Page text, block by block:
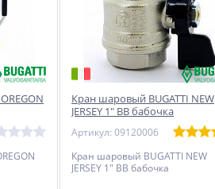
Кран шаровый BUGATTI NEW
JERSEY 1" ВВ бабочка
Артикул: 09120006
Кран шаровый BUGATTI NEW
JERSEY 1" ВВ бабочка